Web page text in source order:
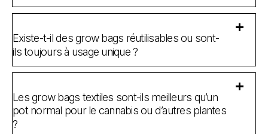
Existe-t-il des grow bags réutilisables ou sont-
ils toujours à usage unique ?
Les grow bags textiles sont-ils meilleurs qu’un
pot normal pour le cannabis ou d’autres plantes
?